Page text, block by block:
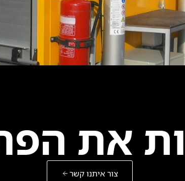
את
צור איתנו קשר